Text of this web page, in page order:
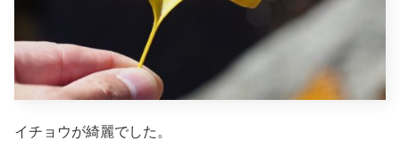
イチョウが綺麗でした。